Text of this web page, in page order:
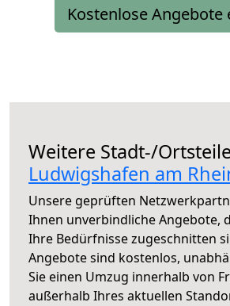
Kostenlose Angebote
Weitere Stadt-/
Ludwigshafen am
Unsere geprüften
Ihnen unverbindliche Angebote,
Ihre Bedürfnisse zugeschnitten
Angebote sind kostenlos,
Sie einen Umzug innerhalb von
außerhalb Ihres aktuellen